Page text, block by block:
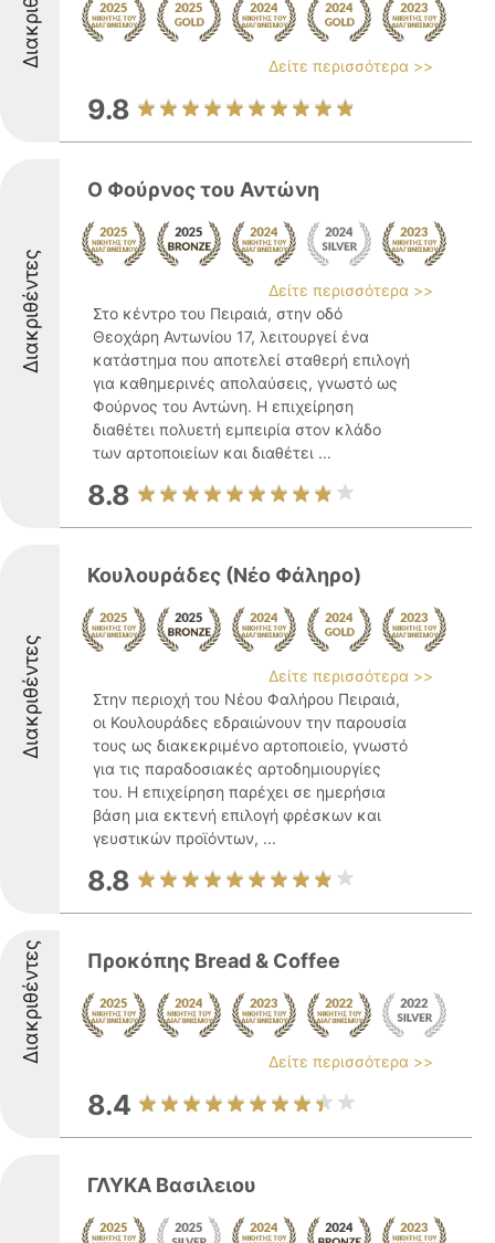
Δείτε περισσότερα >>
9.8
Διακριθέντες
Ο Φούρνος του Αντώνη
Δείτε περισσότερα >>
Στο κέντρο του Πειραιά, στην οδό
Θεοχάρη Αντωνίου 17, λειτουργεί ένα
κατάστημα που αποτελεί σταθερή επιλογή
για καθημερινές απολαύσεις, γνωστό ως
Φούρνος του Αντώνη. Η επιχείρηση
διαθέτει πολυετή εμπειρία στον κλάδο
των αρτοποιείων και διαθέτει ...
8.8
Διακριθέντες
Κουλουράδες (Νέο Φάληρο)
Δείτε περισσότερα >>
Στην περιοχή του Νέου Φαλήρου Πειραιά,
οι Κουλουράδες εδραιώνουν την παρουσία
τους ως διακεκριμένο αρτοποιείο, γνωστό
για τις παραδοσιακές αρτοδημιουργίες
του. Η επιχείρηση παρέχει σε ημερήσια
βάση μια εκτενή επιλογή φρέσκων και
γευστικών προϊόντων, ...
8.8
Διακριθέντες Προκόπης Bread & Coffee
Δείτε περισσότερα >>
8.4
ΓΛΥΚΑ Βασιλειου